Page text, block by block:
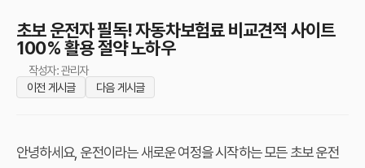
초보 운전자 필독! 자동차보험료 비교견적 사이트
100% 활용 절약 노하우
작성자: 관리자
이전 게시글
다음 게시글
안녕하세요, 운전이라는 새로운 여정을 시작하는 모든 초보 운전